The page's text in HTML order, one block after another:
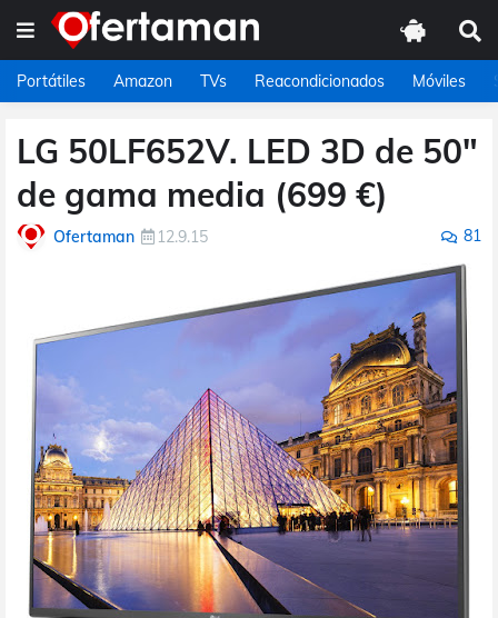
Portátiles Amazon TVs Reacondicionados Móviles
LG 50LF652V. LED 3D de 50"
de gama media (699 €)
Ofertaman 12.9.15 81